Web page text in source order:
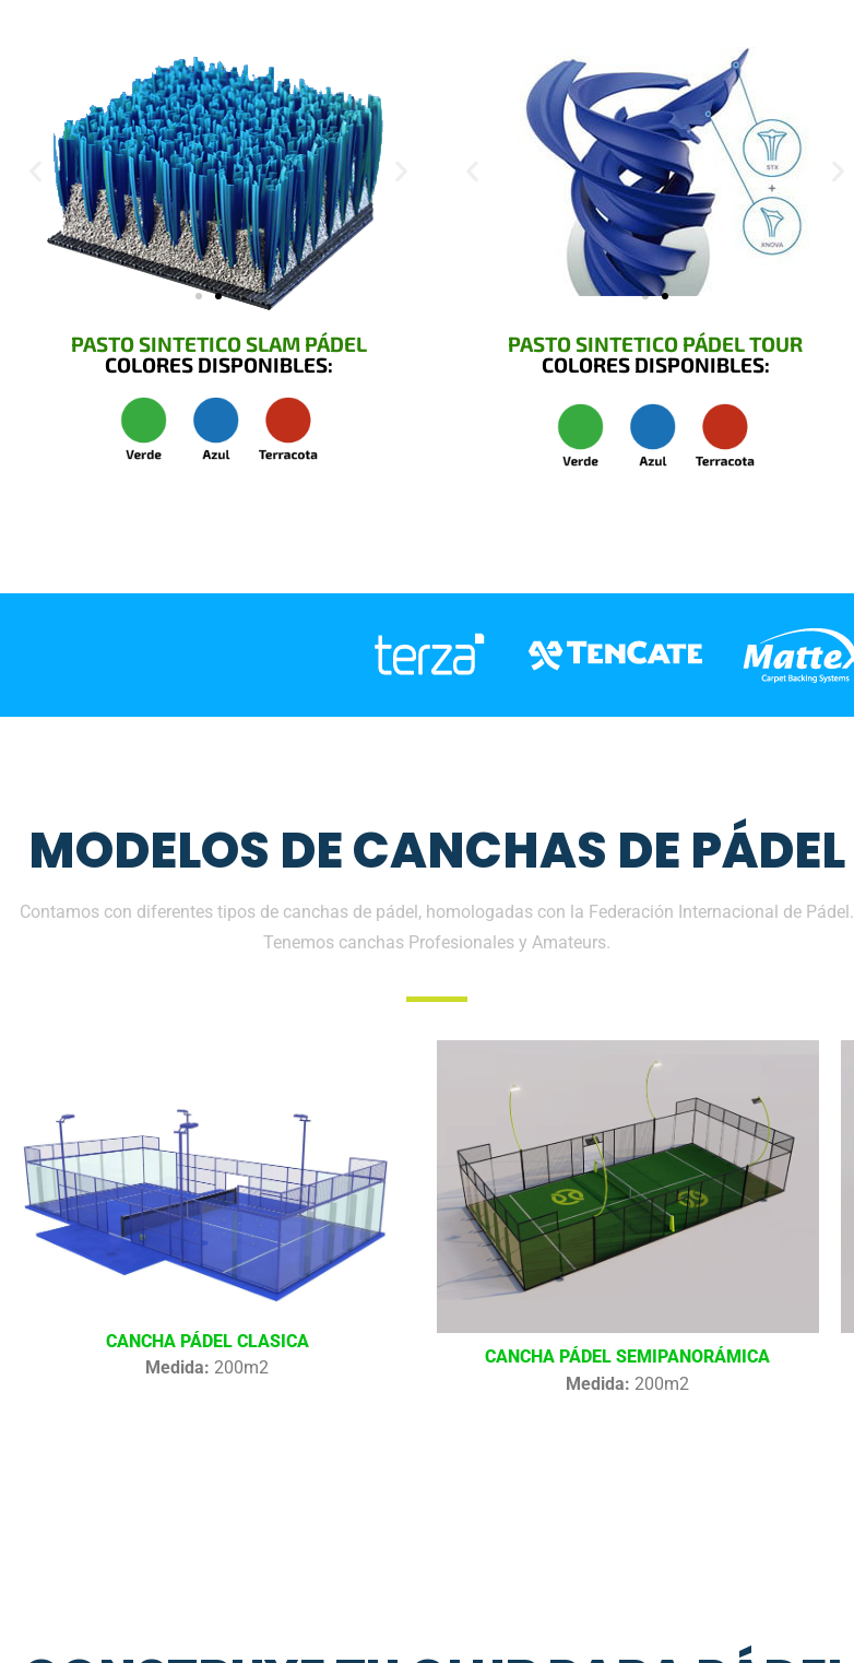
PASTO SINTETICO SLAM PÁDEL
COLORES DISPONIBLES:
PASTO SINTETICO PÁDEL TOUR
COLORES DISPONIBLES:
MODELOS DE CANCHAS DE PÁDEL
Contamos con diferentes tipos de canchas de pádel, homologadas con la Federación Internacional de Pádel.
Tenemos canchas Profesionales y Amateurs.
CANCHA PÁDEL CLASICA
Medida: 200m2
CANCHA PÁDEL SEMIPANORÁMICA
Medida: 200m2